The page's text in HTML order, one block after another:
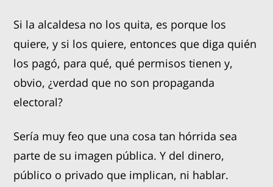
Si la alcaldesa no los quita, es porque los
quiere, y si los quiere, entonces que diga quién
los pagó, para qué, qué permisos tienen y,
obvio, ¿verdad que no son propaganda
electoral?
Sería muy feo que una cosa tan hórrida sea
parte de su imagen pública. Y del dinero,
público o privado que implican, ni hablar.